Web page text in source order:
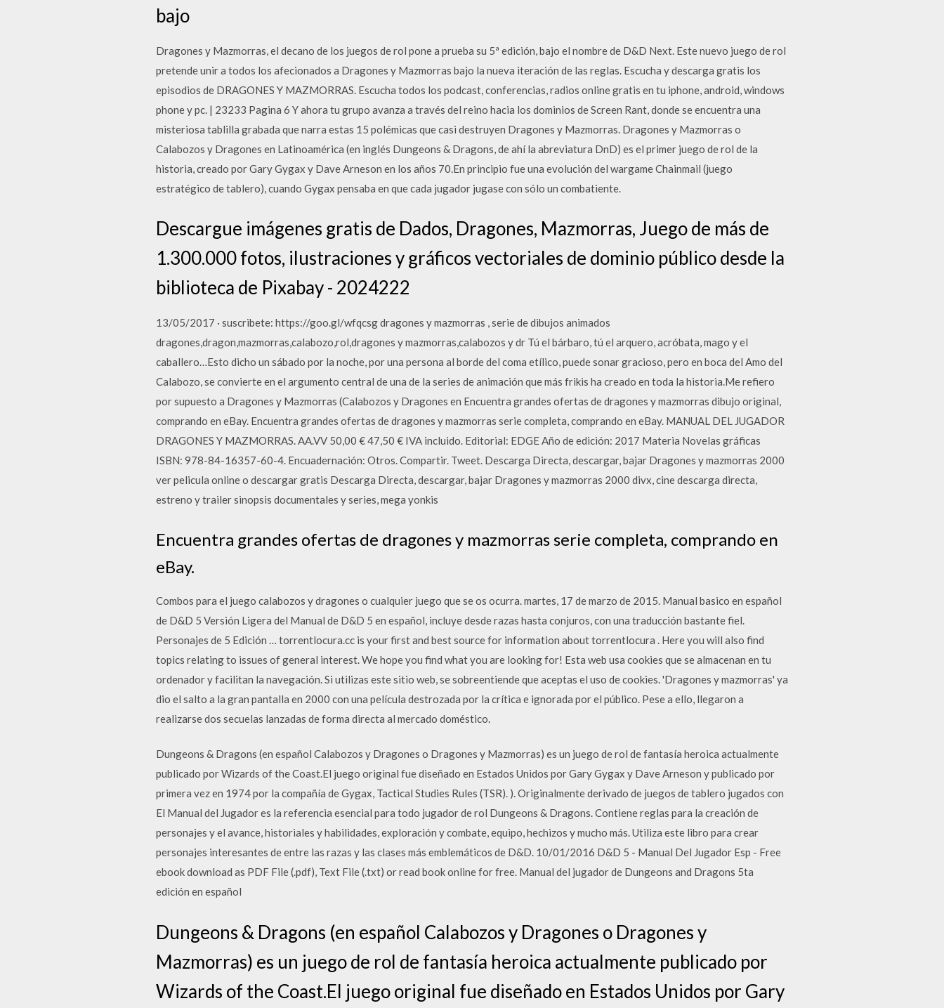
bajo
Dragones y Mazmorras, el decano de los juegos de rol pone a prueba su 5ª edición, bajo el nombre de D&D Next. Este nuevo juego de rol
pretende unir a todos los afecionados a Dragones y Mazmorras bajo la nueva iteración de las reglas. Escucha y descarga gratis los
episodios de DRAGONES Y MAZMORRAS. Escucha todos los podcast, conferencias, radios online gratis en tu iphone, android, windows
phone y pc. | 23233 Pagina 6 Y ahora tu grupo avanza a través del reino hacia los dominios de Screen Rant, donde se encuentra una
misteriosa tablilla grabada que narra estas 15 polémicas que casi destruyen Dragones y Mazmorras. Dragones y Mazmorras o
Calabozos y Dragones en Latinoamérica (en inglés Dungeons & Dragons, de ahí la abreviatura DnD) es el primer juego de rol de la
historia, creado por Gary Gygax y Dave Arneson en los años 70.En principio fue una evolución del wargame Chainmail (juego
estratégico de tablero), cuando Gygax pensaba en que cada jugador jugase con sólo un combatiente.
Descargue imágenes gratis de Dados, Dragones, Mazmorras, Juego de más de
1.300.000 fotos, ilustraciones y gráficos vectoriales de dominio público desde la
biblioteca de Pixabay - 2024222
13/05/2017 · suscribete: https://goo.gl/wfqcsg dragones y mazmorras , serie de dibujos animados
dragones,dragon,mazmorras,calabozo,rol,dragones y mazmorras,calabozos y dr Tú el bárbaro, tú el arquero, acróbata, mago y el
caballero…Esto dicho un sábado por la noche, por una persona al borde del coma etílico, puede sonar gracioso, pero en boca del Amo del
Calabozo, se convierte en el argumento central de una de la series de animación que más frikis ha creado en toda la historia.Me refiero
por supuesto a Dragones y Mazmorras (Calabozos y Dragones en Encuentra grandes ofertas de dragones y mazmorras dibujo original,
comprando en eBay. Encuentra grandes ofertas de dragones y mazmorras serie completa, comprando en eBay. MANUAL DEL JUGADOR
DRAGONES Y MAZMORRAS. AA.VV 50,00 € 47,50 € IVA incluido. Editorial: EDGE Año de edición: 2017 Materia Novelas gráficas
ISBN: 978-84-16357-60-4. Encuadernación: Otros. Compartir. Tweet. Descarga Directa, descargar, bajar Dragones y mazmorras 2000
ver pelicula online o descargar gratis Descarga Directa, descargar, bajar Dragones y mazmorras 2000 divx, cine descarga directa,
estreno y trailer sinopsis documentales y series, mega yonkis
Encuentra grandes ofertas de dragones y mazmorras serie completa, comprando en
eBay.
Combos para el juego calabozos y dragones o cualquier juego que se os ocurra. martes, 17 de marzo de 2015. Manual basico en español
de D&D 5 Versión Ligera del Manual de D&D 5 en español, incluye desde razas hasta conjuros, con una traducción bastante fiel.
Personajes de 5 Edición … torrentlocura.cc is your first and best source for information about torrentlocura . Here you will also find
topics relating to issues of general interest. We hope you find what you are looking for! Esta web usa cookies que se almacenan en tu
ordenador y facilitan la navegación. Si utilizas este sitio web, se sobreentiende que aceptas el uso de cookies. 'Dragones y mazmorras' ya
dio el salto a la gran pantalla en 2000 con una película destrozada por la crítica e ignorada por el público. Pese a ello, llegaron a
realizarse dos secuelas lanzadas de forma directa al mercado doméstico.
Dungeons & Dragons (en español Calabozos y Dragones o Dragones y Mazmorras) es un juego de rol de fantasía heroica actualmente
publicado por Wizards of the Coast.El juego original fue diseñado en Estados Unidos por Gary Gygax y Dave Arneson y publicado por
primera vez en 1974 por la compañía de Gygax, Tactical Studies Rules (TSR). ). Originalmente derivado de juegos de tablero jugados con
El Manual del Jugador es la referencia esencial para todo jugador de rol Dungeons & Dragons. Contiene reglas para la creación de
personajes y el avance, historiales y habilidades, exploración y combate, equipo, hechizos y mucho más. Utiliza este libro para crear
personajes interesantes de entre las razas y las clases más emblemáticos de D&D. 10/01/2016 D&D 5 - Manual Del Jugador Esp - Free
ebook download as PDF File (.pdf), Text File (.txt) or read book online for free. Manual del jugador de Dungeons and Dragons 5ta
edición en español
Dungeons & Dragons (en español Calabozos y Dragones o Dragones y
Mazmorras) es un juego de rol de fantasía heroica actualmente publicado por
Wizards of the Coast.El juego original fue diseñado en Estados Unidos por Gary